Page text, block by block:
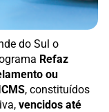
do Sul o
Refaz
ou
, constituídos
vencidos até